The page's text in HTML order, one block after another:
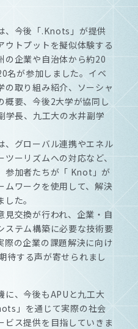
、今後「.Knots」が提供
ウトプットを擬似体験する
の企業や自治体から約20
名が参加しました。イベ
の取り組み紹介、ソーシャ
概要、今後2大学が協同し
学長、九工大の水井副学
、グローバル連携やエネル
ーリズムへの対応など、
参加者たちが「 Knot」が
ムワークを使用して、解決
た。
見交換が行われ、企業・自
ステム構築に必要な技術要
際の企業の課題解決に向け
待する声が寄せられまし
に、今後もAPUと九工大
」を通じて実際の社会
ビス提供を目指していきま